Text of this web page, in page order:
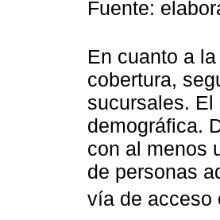
Fuente:
En cuanto a
cobertura,
sucursales. El
demográfica.
con al menos
de personas
vía de acceso